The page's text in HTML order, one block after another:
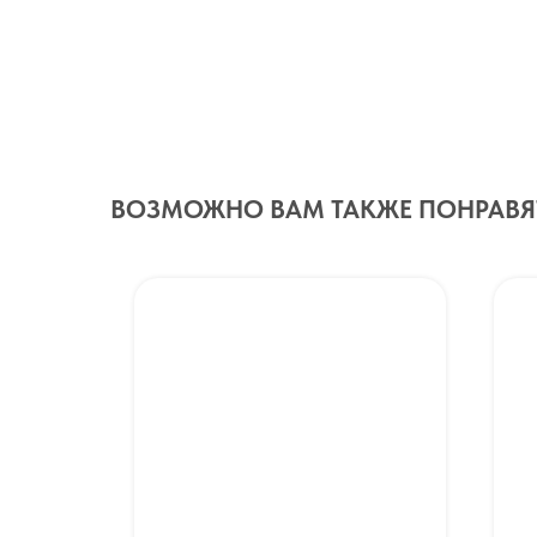
ВОЗМОЖНО ВАМ ТАКЖЕ